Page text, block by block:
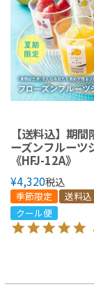
【送料込】期
ーズンフルーツ
《HFJ-12A》
¥4,320税込
季節限定
送料込
クール便